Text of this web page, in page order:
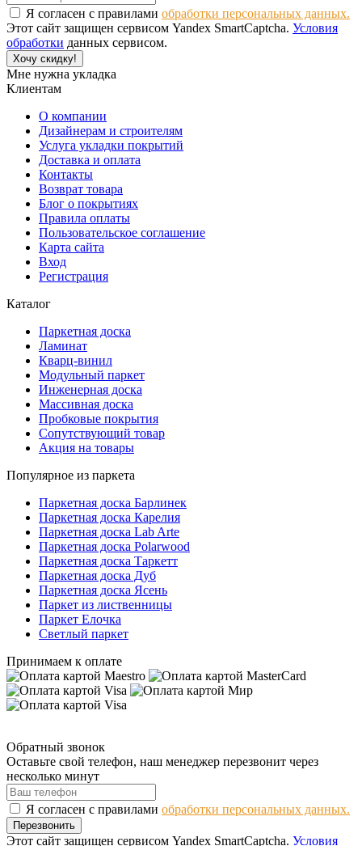
Я согласен с правилами обработки персональных данных.
Этот сайт защищен сервисом Yandex SmartCaptcha. Условия
обработки данных сервисом.
Хочу скидку!
Мне нужна укладка
Клиентам
О компании
Дизайнерам и строителям
Услуга укладки покрытий
Доставка и оплата
Контакты
Возврат товара
Блог о покрытиях
Правила оплаты
Пользовательское соглашение
Карта сайта
Вход
Регистрация
Каталог
Паркетная доска
Ламинат
Кварц-винил
Модульный паркет
Инженерная доска
Массивная доска
Пробковые покрытия
Сопутствующий товар
Акция на товары
Популярное из паркета
Паркетная доска Барлинек
Паркетная доска Карелия
Паркетная доска Lab Arte
Паркетная доска Polarwood
Паркетная доска Таркетт
Паркетная доска Дуб
Паркетная доска Ясень
Паркет из лиственницы
Паркет Елочка
Светлый паркет
Принимаем к оплате
Обратный звонок
Оставьте свой телефон, наш менеджер перезвонит через
несколько минут
Я согласен с правилами обработки персональных данных.
Перезвонить
Этот сайт защищен сервисом Yandex SmartCaptcha. Условия